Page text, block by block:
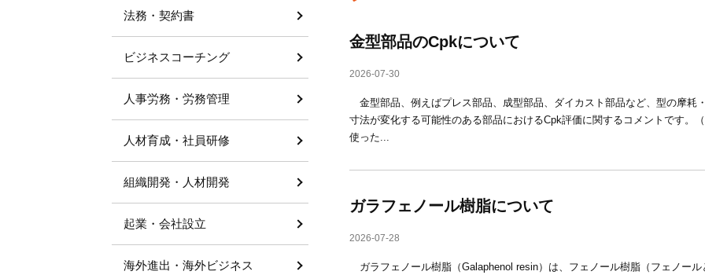
金型部品のCpkについて
2026-07-30
金型部品、例えばプレス部品、成型部品、ダイカスト部品など、型の摩耗
寸法が変化する可能性のある部品におけるCpk評価に関するコメントです
使った...
ガラフェノール樹脂について
2026-07-28
ガラフェノール樹脂（Galaphenol resin）は、フェノール樹脂（フェノール
法務・契約書
ビジネスコーチング
人事労務・労務管理
人材育成・社員研修
組織開発・人材開発
起業・会社設立
海外進出・海外ビジネス